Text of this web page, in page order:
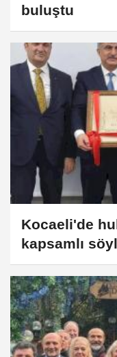
buluştu
Kocaeli'de
kapsamlı